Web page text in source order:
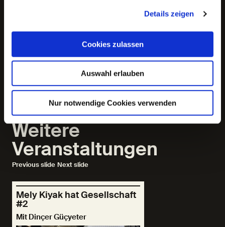
Details zeigen
Cookies zulassen
Auswahl erlauben
Nur notwendige Cookies verwenden
überraschen. So viel vorab: Es geht um Fischer, Filme
und famose Lieben. Dass Niels Frevert an diesem ersten
theatralischem Hafengeburtstag!
Fatih Akin,Daniel Kahn,Mely Kiyak
Weitere
Veranstaltungen
Previous slide Next slide
Mely Kiyak hat Gesellschaft
#2
Mit Dinçer Güçyeter